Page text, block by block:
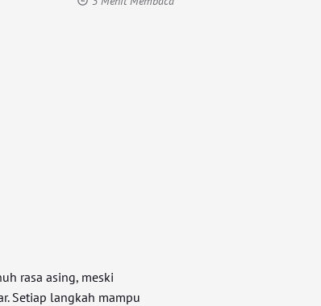
rasa asing, meski
Setiap langkah mampu